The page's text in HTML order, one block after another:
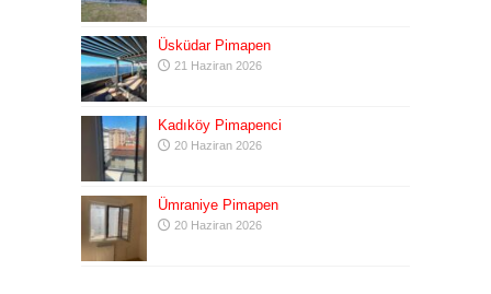
Üsküdar Pimapen
21 Haziran 2026
Kadıköy Pimapenci
20 Haziran 2026
Ümraniye Pimapen
20 Haziran 2026